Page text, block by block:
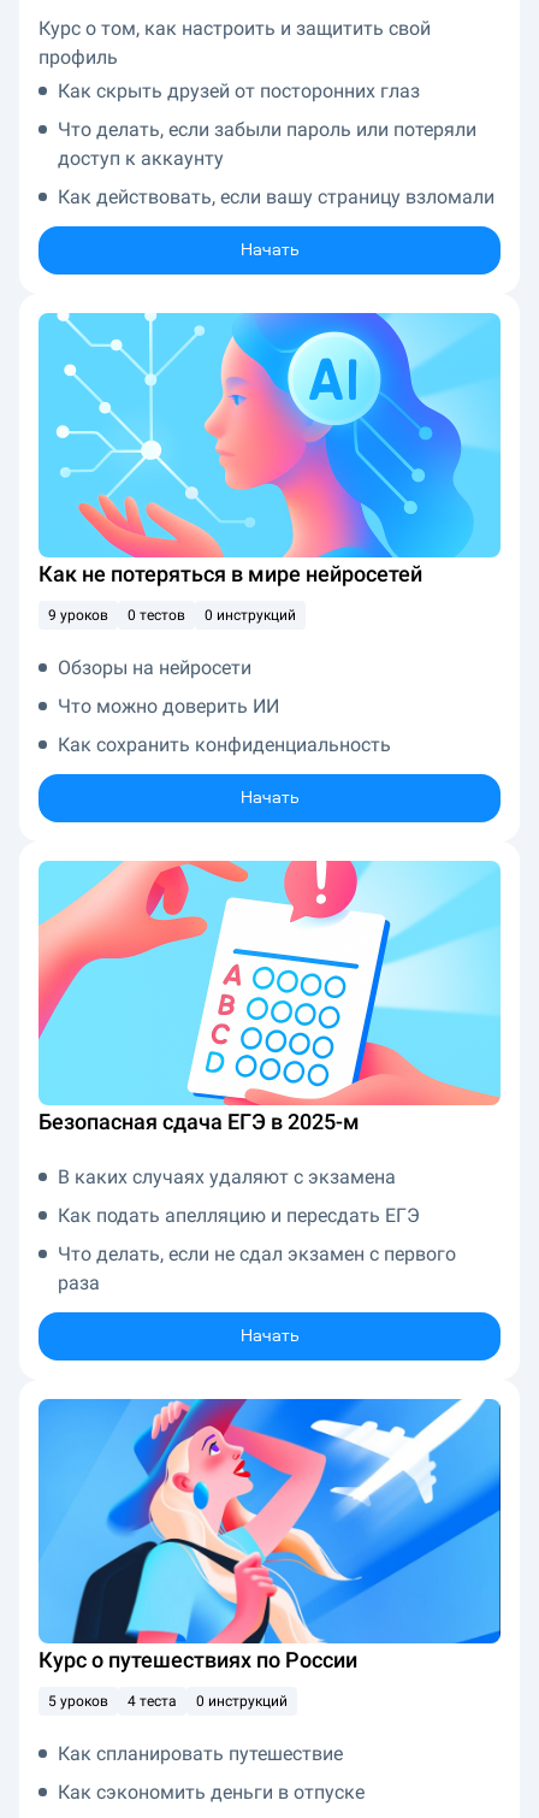
Курс о том, как настроить и защитить свой
профиль
Как скрыть друзей от посторонних глаз
Что делать, если забыли пароль или потеряли
доступ к аккаунту
Как действовать, если вашу страницу взломали
Начать
Как не потеряться в мире нейросетей
9 уроков 0 тестов 0 инструкций
Обзоры на нейросети
Что можно доверить ИИ
Как сохранить конфиденциальность
Начать
Безопасная сдача ЕГЭ в 2025-м
В каких случаях удаляют с экзамена
Как подать апелляцию и пересдать ЕГЭ
Что делать, если не сдал экзамен с первого
раза
Начать
Курс о путешествиях по России
5 уроков 4 теста 0 инструкций
Как спланировать путешествие
Как сэкономить деньги в отпуске